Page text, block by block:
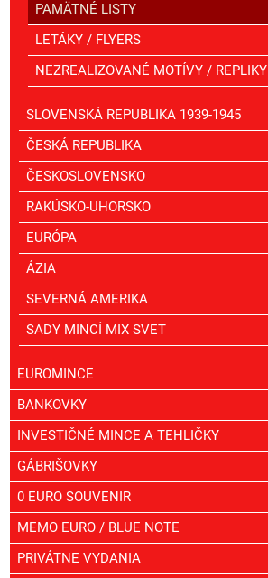
PAMÄTNÉ LISTY
LETÁKY / FLYERS
NEZREALIZOVANÉ MOTÍVY / REPLIKY
SLOVENSKÁ REPUBLIKA 1939-1945
ČESKÁ REPUBLIKA
ČESKOSLOVENSKO
RAKÚSKO-UHORSKO
EURÓPA
ÁZIA
SEVERNÁ AMERIKA
SADY MINCÍ MIX SVET
EUROMINCE
BANKOVKY
INVESTIČNÉ MINCE A TEHLIČKY
GÁBRIŠOVKY
0 EURO SOUVENIR
MEMO EURO / BLUE NOTE
PRIVÁTNE VYDANIA